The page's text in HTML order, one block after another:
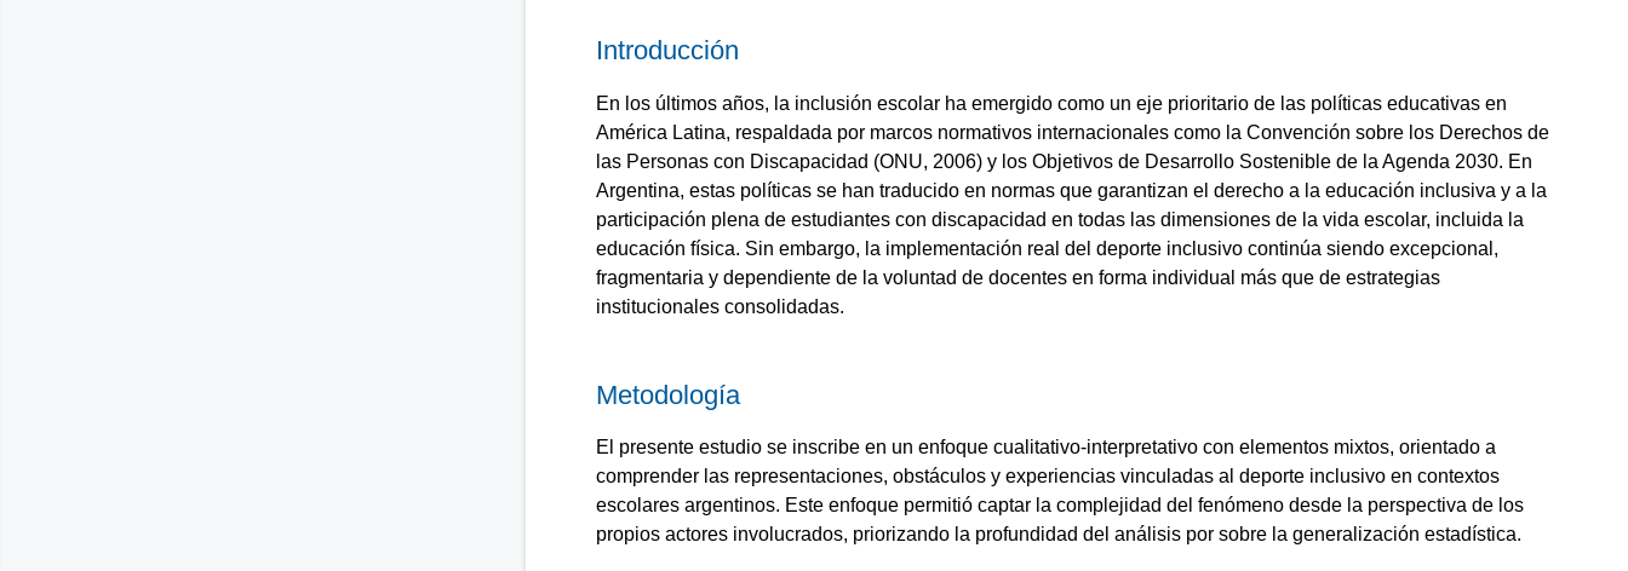
Introducción
En los últimos años, la inclusión escolar ha emergido como un eje prioritario de las políticas educativas en
América Latina, respaldada por marcos normativos internacionales como la Convención sobre los Derechos de
las Personas con Discapacidad (ONU, 2006) y los Objetivos de Desarrollo Sostenible de la Agenda 2030. En
Argentina, estas políticas se han traducido en normas que garantizan el derecho a la educación inclusiva y a la
participación plena de estudiantes con discapacidad en todas las dimensiones de la vida escolar, incluida la
educación física. Sin embargo, la implementación real del deporte inclusivo continúa siendo excepcional,
fragmentaria y dependiente de la voluntad de docentes en forma individual más que de estrategias
institucionales consolidadas.
Metodología
El presente estudio se inscribe en un enfoque cualitativo-interpretativo con elementos mixtos, orientado a
comprender las representaciones, obstáculos y experiencias vinculadas al deporte inclusivo en contextos
escolares argentinos. Este enfoque permitió captar la complejidad del fenómeno desde la perspectiva de los
propios actores involucrados, priorizando la profundidad del análisis por sobre la generalización estadística.